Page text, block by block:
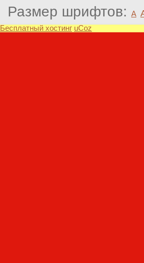
Размер шрифтов: A
Бесплатный хостинг uCoz